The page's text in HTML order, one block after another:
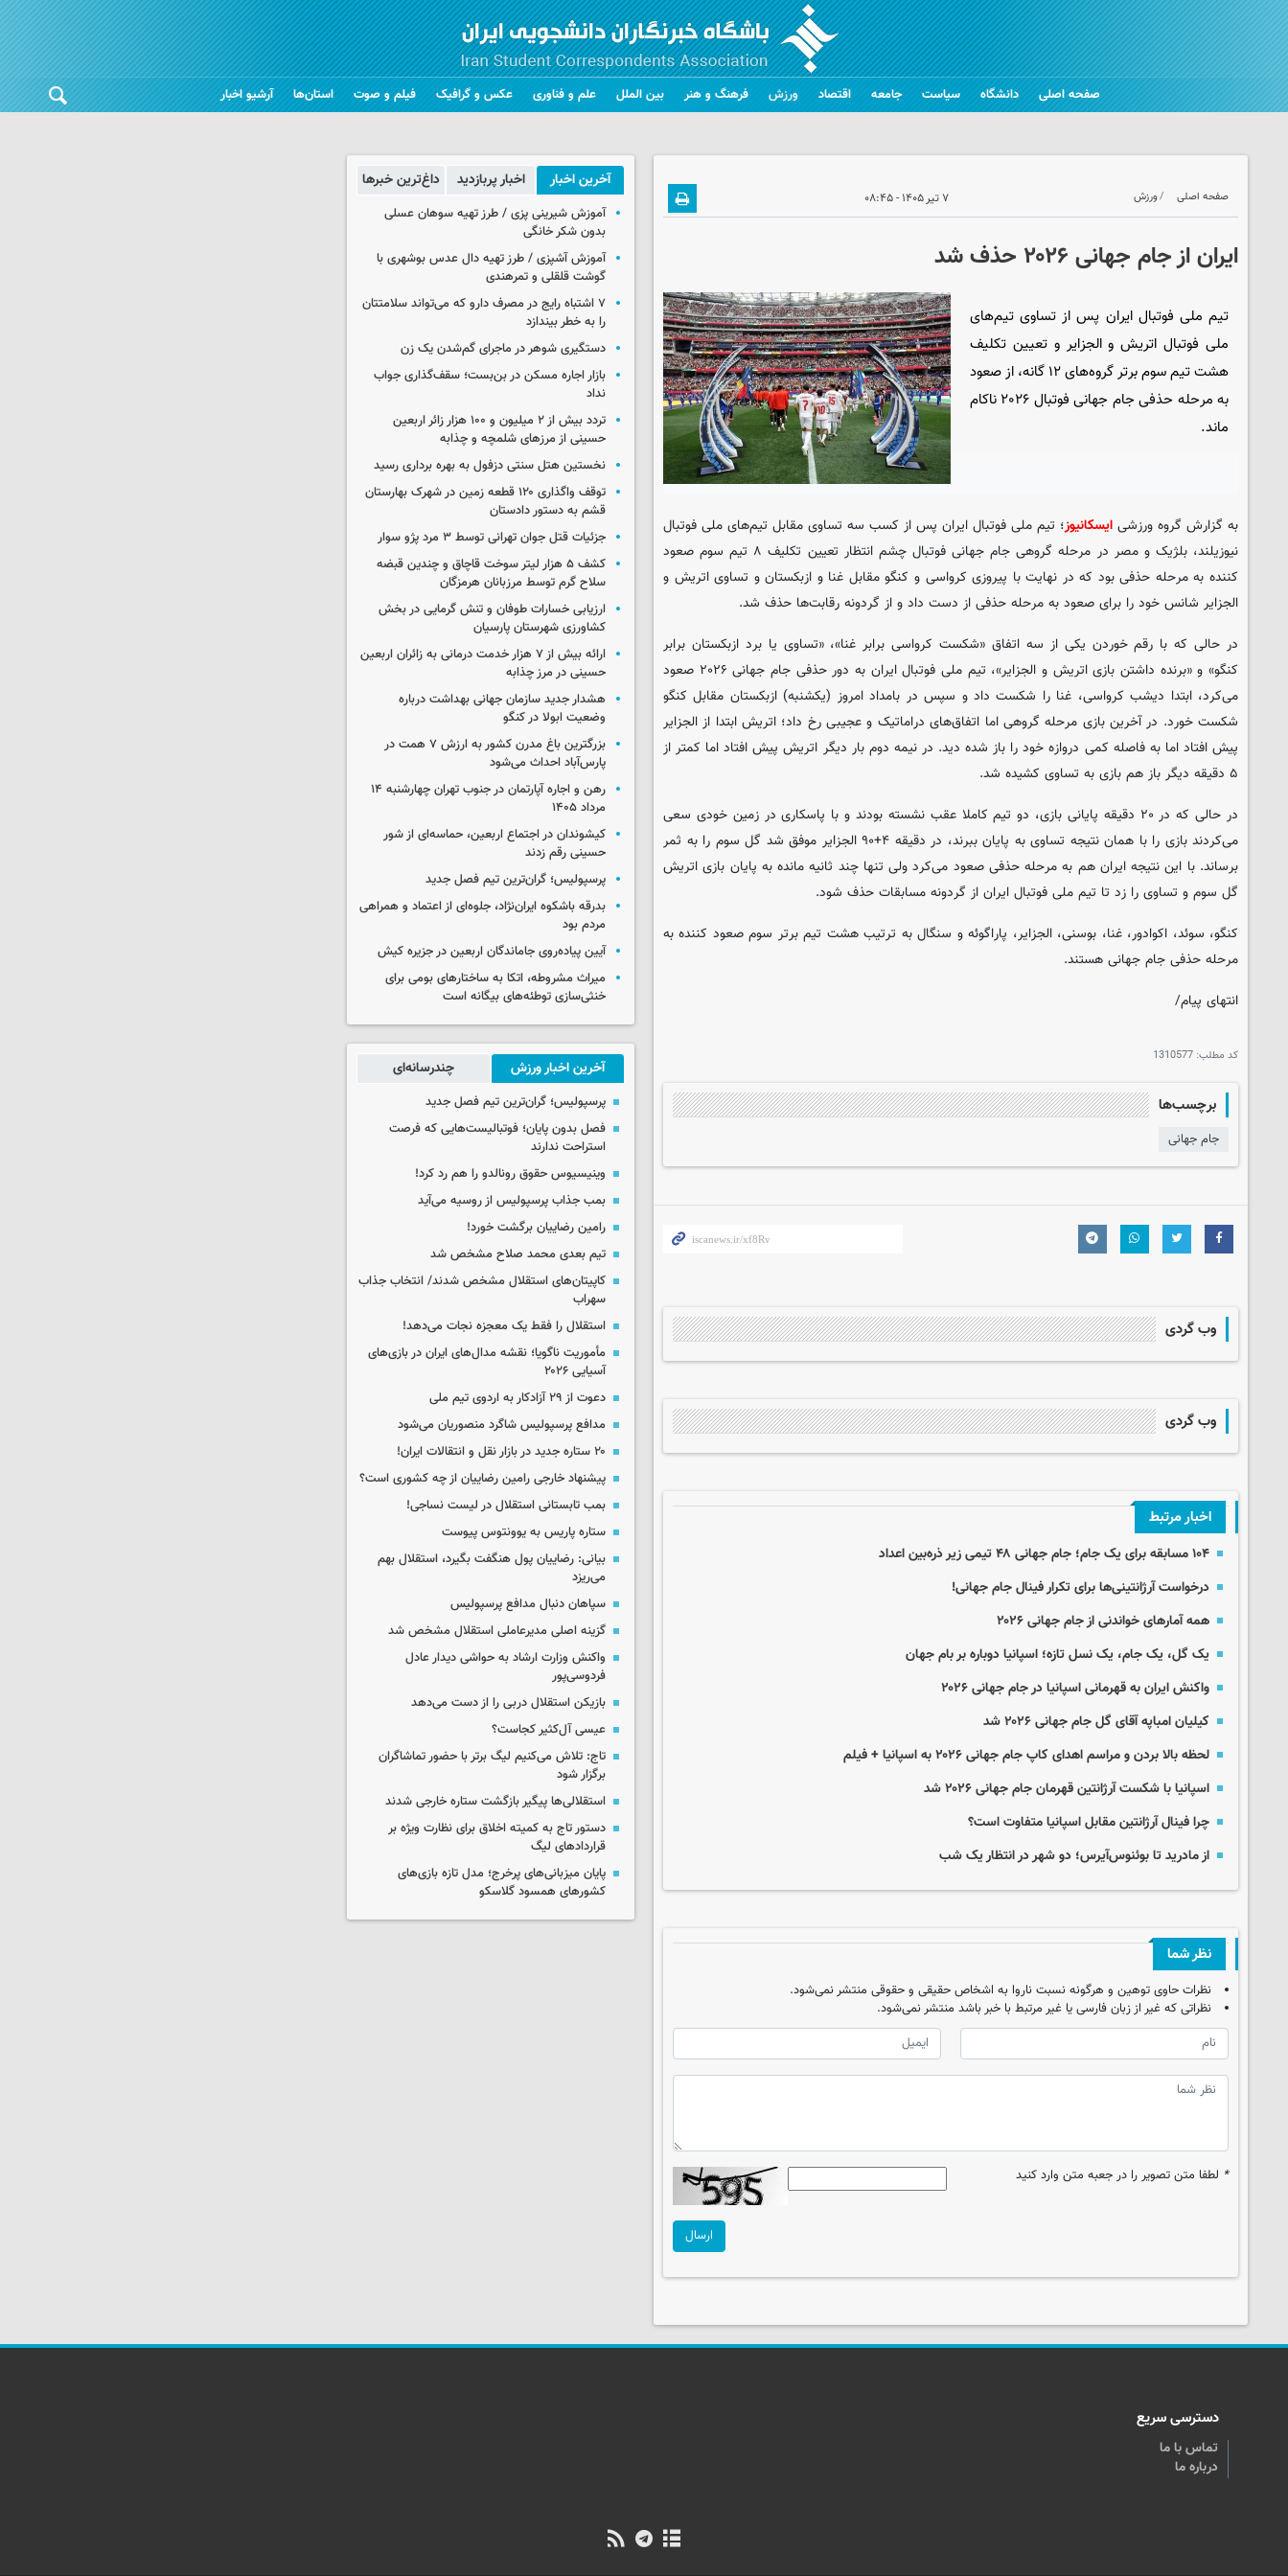
صفحه اصلی دانشگاه سیاست جامعه اقتصاد ورزش فرهنگ و هنر بین الملل علم و فناوری عکس و گرافیک فیلم و صوت استان‌ها آرشیو اخبار
صفحه اصلی ورزش ۷ تیر ۱۴۰۵ - ۰۸:۴۵
ایران از جام جهانی ۲۰۲۶ حذف شد
تیم ملی فوتبال ایران پس از تساوی تیم‌های
ملی فوتبال اتریش و الجزایر و تعیین تکلیف
هشت تیم سوم برتر گروه‌های ۱۲ گانه، از صعود
به مرحله حذفی جام جهانی فوتبال ۲۰۲۶ ناکام
ماند.
به گزارش گروه ورزشی ایسکانیوز؛ تیم ملی فوتبال ایران پس از کسب سه تساوی مقابل تیم‌های ملی فوتبال
نیوزیلند، بلژیک و مصر در مرحله گروهی جام جهانی فوتبال چشم انتظار تعیین تکلیف ۸ تیم سوم صعود
کننده به مرحله حذفی بود که در نهایت با پیروزی کرواسی و کنگو مقابل غنا و ازبکستان و تساوی اتریش و
الجزایر شانس خود را برای صعود به مرحله حذفی از دست داد و از گردونه رقابت‌ها حذف شد.
در حالی که با رقم خوردن یکی از سه اتفاق «شکست کرواسی برابر غنا»، «تساوی یا برد ازبکستان برابر
کنگو» و «برنده داشتن بازی اتریش و الجزایر»، تیم ملی فوتبال ایران به دور حذفی جام جهانی ۲۰۲۶ صعود
می‌کرد، ابتدا دیشب کرواسی، غنا را شکست داد و سپس در بامداد امروز (یکشنبه) ازبکستان مقابل کنگو
شکست خورد. در آخرین بازی مرحله گروهی اما اتفاق‌های دراماتیک و عجیبی رخ داد؛ اتریش ابتدا از الجزایر
پیش افتاد اما به فاصله کمی دروازه خود را باز شده دید. در نیمه دوم بار دیگر اتریش پیش افتاد اما کمتر از
۵ دقیقه دیگر باز هم بازی به تساوی کشیده شد.
در حالی که در ۲۰ دقیقه پایانی بازی، دو تیم کاملا عقب نشسته بودند و با پاسکاری در زمین خودی سعی
می‌کردند بازی را با همان نتیجه تساوی به پایان ببرند، در دقیقه ۴+۹۰ الجزایر موفق شد گل سوم را به ثمر
برساند. با این نتیجه ایران هم به مرحله حذفی صعود می‌کرد ولی تنها چند ثانیه مانده به پایان بازی اتریش
گل سوم و تساوی را زد تا تیم ملی فوتبال ایران از گردونه مسابقات حذف شود.
کنگو، سوئد، اکوادور، غنا، بوسنی، الجزایر، پاراگوئه و سنگال به ترتیب هشت تیم برتر سوم صعود کننده به
مرحله حذفی جام جهانی هستند.
انتهای پیام/
کد مطلب: 1310577
برچسب‌ها
جام جهانی
وب گردی
وب گردی
اخبار مرتبط
۱۰۴ مسابقه برای یک جام؛ جام جهانی ۴۸ تیمی زیر ذره‌بین اعداد
درخواست آرژانتینی‌ها برای تکرار فینال جام جهانی!
همه آمارهای خواندنی از جام جهانی ۲۰۲۶
یک گل، یک جام، یک نسل تازه؛ اسپانیا دوباره بر بام جهان
واکنش ایران به قهرمانی اسپانیا در جام جهانی ۲۰۲۶
کیلیان امباپه آقای گل جام جهانی ۲۰۲۶ شد
لحظه بالا بردن و مراسم اهدای کاپ جام جهانی ۲۰۲۶ به اسپانیا + فیلم
اسپانیا با شکست آرژانتین قهرمان جام جهانی ۲۰۲۶ شد
چرا فینال آرژانتین مقابل اسپانیا متفاوت است؟
از مادرید تا بوئنوس‌آیرس؛ دو شهر در انتظار یک شب
نظر شما
نظرات حاوی توهین و هرگونه نسبت ناروا به اشخاص حقیقی و حقوقی منتشر نمی‌شود.
نظراتی که غیر از زبان فارسی یا غیر مرتبط با خبر باشد منتشر نمی‌شود.
* لطفا متن تصویر را در جعبه متن وارد کنید
ارسال
آخرین اخبار اخبار پربازدید داغ‌ترین خبرها
آموزش شیرینی پزی / طرز تهیه سوهان عسلی
بدون شکر خانگی
آموزش آشپزی / طرز تهیه دال عدس بوشهری با
گوشت قلقلی و تمرهندی
۷ اشتباه رایج در مصرف دارو که می‌تواند سلامتتان
را به خطر بیندازد
دستگیری شوهر در ماجرای گم‌شدن یک زن
بازار اجاره مسکن در بن‌بست؛ سقف‌گذاری جواب
نداد
تردد بیش از ۲ میلیون و ۱۰۰ هزار زائر اربعین
حسینی از مرزهای شلمچه و چذابه
نخستین هتل سنتی دزفول به بهره برداری رسید
توقف واگذاری ۱۲۰ قطعه زمین در شهرک بهارستان
قشم به دستور دادستان
جزئیات قتل جوان تهرانی توسط ۳ مرد پژو سوار
کشف ۵ هزار لیتر سوخت قاچاق و چندین قبضه
سلاح گرم توسط مرزبانان هرمزگان
ارزیابی خسارات طوفان و تنش گرمایی در بخش
کشاورزی شهرستان پارسیان
ارائه بیش از ۷ هزار خدمت درمانی به زائران اربعین
حسینی در مرز چذابه
هشدار جدید سازمان جهانی بهداشت درباره
وضعیت ابولا در کنگو
بزرگترین باغ مدرن کشور به ارزش ۷ همت در
پارس‌آباد احداث می‌شود
رهن و اجاره آپارتمان در جنوب تهران چهارشنبه ۱۴
مرداد ۱۴۰۵
کیشوندان در اجتماع اربعین، حماسه‌ای از شور
حسینی رقم زدند
پرسپولیس؛ گران‌ترین تیم فصل جدید
بدرقه باشکوه ایران‌نژاد، جلوه‌ای از اعتماد و همراهی
مردم بود
آیین پیاده‌روی جاماندگان اربعین در جزیره کیش
میراث مشروطه، اتکا به ساختارهای بومی برای
خنثی‌سازی توطئه‌های بیگانه است
آخرین اخبار ورزش چندرسانه‌ای
پرسپولیس؛ گران‌ترین تیم فصل جدید
فصل بدون پایان؛ فوتبالیست‌هایی که فرصت
استراحت ندارند
وینیسیوس حقوق رونالدو را هم رد کرد!
بمب جذاب پرسپولیس از روسیه می‌آید
رامین رضاییان برگشت خورد!
تیم بعدی محمد صلاح مشخص شد
کاپیتان‌های استقلال مشخص شدند/ انتخاب جذاب
سهراب
استقلال را فقط یک معجزه نجات می‌دهد!
مأموریت ناگویا؛ نقشه مدال‌های ایران در بازی‌های
آسیایی ۲۰۲۶
دعوت از ۲۹ آزادکار به اردوی تیم ملی
مدافع پرسپولیس شاگرد منصوریان می‌شود
۲۰ ستاره جدید در بازار نقل و انتقالات ایران!
پیشنهاد خارجی رامین رضاییان از چه کشوری است؟
بمب تابستانی استقلال در لیست نساجی!
ستاره پاریس به یوونتوس پیوست
بیانی: رضاییان پول هنگفت بگیرد، استقلال بهم
می‌ریزد
سپاهان دنبال مدافع پرسپولیس
گزینه اصلی مدیرعاملی استقلال مشخص شد
واکنش وزارت ارشاد به حواشی دیدار عادل
فردوسی‌پور
بازیکن استقلال دربی را از دست می‌دهد
عیسی آل‌کثیر کجاست؟
تاج: تلاش می‌کنیم لیگ برتر با حضور تماشاگران
برگزار شود
استقلالی‌ها پیگیر بازگشت ستاره خارجی شدند
دستور تاج به کمیته اخلاق برای نظارت ویژه بر
قراردادهای لیگ
پایان میزبانی‌های پرخرج؛ مدل تازه بازی‌های
کشورهای همسود گلاسکو
دسترسی سریع
تماس با ما
درباره ما